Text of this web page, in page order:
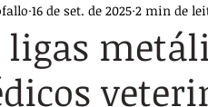
Felina Oncologia
Dermatologia
ligas
16 de set. de 2025 2 min de